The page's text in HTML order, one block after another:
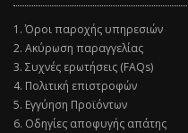
1. Όροι παροχής υπηρεσιών
2. Ακύρωση παραγγελίας
3. Συχνές ερωτήσεις (FAQs)
4. Πολιτική επιστροφών
5. Εγγύηση Προϊόντων
6. Οδηγίες αποφυγής απάτης